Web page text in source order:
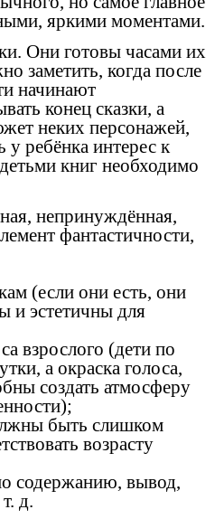
яркими моментами.
Они готовы часами их
заметить, когда после
начинают
конец сказки, а
неких персонажей,
у ребёнка интерес к
книг необходимо
непринуждённая,
фантастичности,
(если они есть, они
и эстетичны для
взрослого (дети по
а окраска голоса,
создать атмосферу
быть слишком
возрасту
содержанию, вывод,
д.